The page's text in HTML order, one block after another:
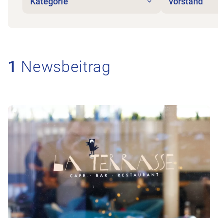
1 Newsbeitrag
Zum Beitrag Vorstandssitzung 18.Juni, Frauenfeld